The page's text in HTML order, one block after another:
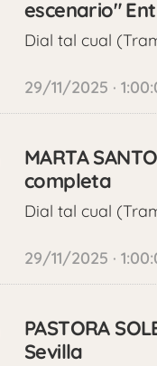
escenario"
Dial tal cual
29/11/2025 ·
MARTA
completa
Dial tal cual
29/11/2025 ·
PASTORA
Sevilla